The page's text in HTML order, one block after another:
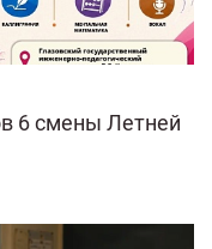
6 смены Летней